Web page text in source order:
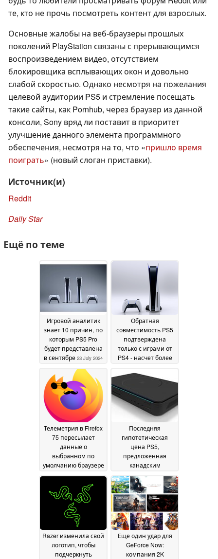
те, кто не прочь посмотреть контент для взрослых.
Основные жалобы на веб-браузеры прошлых
поколений PlayStation связаны с прерывающимся
воспроизведением видео, отсутствием
блокировщика всплывающих окон и довольно
слабой скоростью. Однако несмотря на пожелания
целевой аудитории PS5 и стремление посещать
такие сайты, как Pornhub, через браузер из данной
консоли, Sony вряд ли поставит в приоритет
улучшение данного элемента программного
обеспечения, несмотря на то, что «пришло время
поиграть» (новый слоган приставки).
Источник(и)
Reddit
Daily Star
Ещё по теме
Игровой аналитик
знает 10 причин, по
которым PS5 Pro
будет представлена
в сентябре 23 July 2024
Обратная
совместимость PS5
подтверждена
только с играми от
PS4 - насчет более
Sony молчат02 July
Телеметрия в Firefox
75 пересылает
данные о
выбранном по
умолчанию браузере
в Mozilla10 April 2020
Последняя
гипотетическая
цена PS5,
предложенная
канадским
магазином,
оказалась слишком
уж низкой30 March 2020
Razer изменила свой
логотип, чтобы
подчеркнуть
Еще один удар для
GeForce Now:
компания 2K